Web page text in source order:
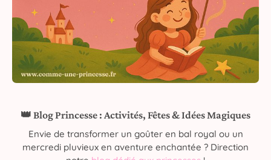
👑 Blog Princesse : Activités, Fêtes & Idées Magiques
Envie de transformer un goûter en bal royal ou un
mercredi pluvieux en aventure enchantée ? Direction